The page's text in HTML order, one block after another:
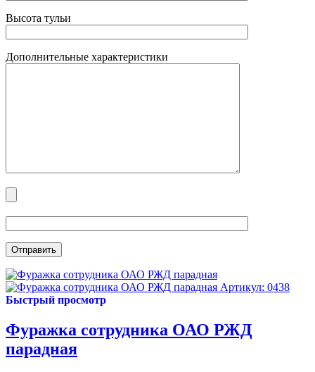
Высота тульи
Дополнительные характеристики
Артикул: 0438
Быстрый просмотр
Фуражка сотрудника ОАО РЖД
парадная